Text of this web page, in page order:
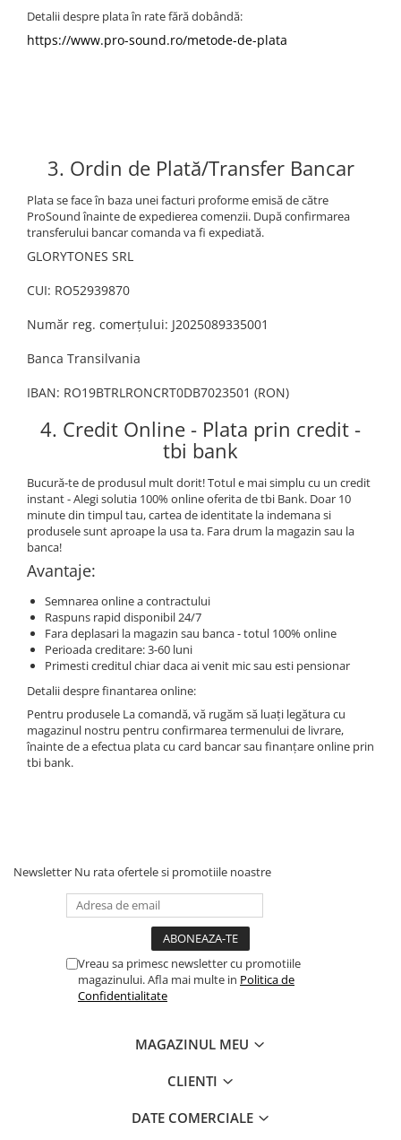
Cabluri de microfon
Cabluri DMX
Accesorii stative
Stative de mixer
Stative de partituri
Pachete si bundle
Casti Audio
Amplificatoare de casti
Casti broadcast si Casti cu Microfon
Casti DJ
Casti Noise Cancelling
Casti Studio
Casti wireless / fara fir
Idei de cadouri
Detalii despre plata în rate fără dobândă:
https://www.pro-sound.ro/metode-de-plata
3. Ordin de Plată/Transfer Bancar
Plata se face în baza unei facturi proforme emisă de către
ProSound înainte de expedierea comenzii. După confirmarea
transferului bancar comanda va fi expediată.
GLORYTONES SRL
CUI: RO52939870
Număr reg. comerțului: J2025089335001
Banca Transilvania
IBAN: RO19BTRLRONCRT0DB7023501 (RON)
4. Credit Online - Plata prin credit -
tbi bank
Bucură-te de produsul mult dorit! Totul e mai simplu cu un credit
instant - Alegi solutia 100% online oferita de tbi Bank. Doar 10
minute din timpul tau, cartea de identitate la indemana si
produsele sunt aproape la usa ta. Fara drum la magazin sau la
banca!
Avantaje:
Semnarea online a contractului
Raspuns rapid disponibil 24/7
Fara deplasari la magazin sau banca - totul 100% online
Perioada creditare: 3-60 luni
Primesti creditul chiar daca ai venit mic sau esti pensionar
Detalii despre finantarea online:
Pentru produsele La comandă, vă rugăm să luați legătura cu
magazinul nostru pentru confirmarea termenului de livrare,
înainte de a efectua plata cu card bancar sau finanțare online prin
tbi bank.
Newsletter Nu rata ofertele si promotiile noastre
Vreau sa primesc newsletter cu promotiile
magazinului. Afla mai multe in Politica de
Confidentialitate
MAGAZINUL MEU
CLIENTI
DATE COMERCIALE